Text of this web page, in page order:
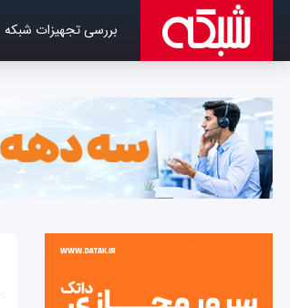
بررسی تجهیزات شبکه